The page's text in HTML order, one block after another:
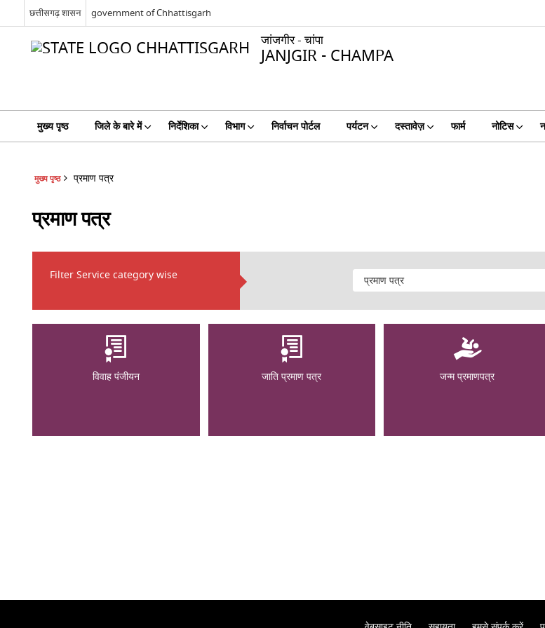
छत्तीसगढ़ शासन government of Chhattisgarh
जांजगीर - चांपा
JANJGIR - CHAMPA
मुख्य पृष्ठ जिले के बारे में निर्देशिका विभाग निर्वाचन पोर्टल पर्यटन दस्तावेज़ फार्म नोटिस
मुख्य पृष्ठ प्रमाण पत्र
प्रमाण पत्र
Filter Service category wise
विवाह पंजीयन जाति प्रमाण पत्र जन्म प्रमाणपत्र